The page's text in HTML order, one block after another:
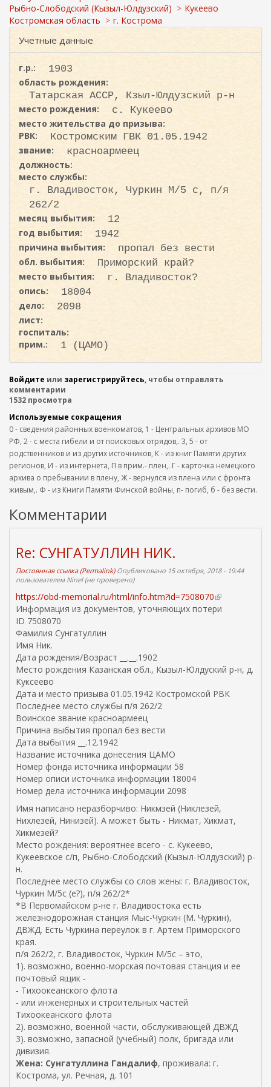
к
а
Рыбно-Слободский (Кызыл-Юлдузский)
Кукеево
Костромская область
г. Кострома
Учетные данные
г.р.:
1903
область рождения:
Татарская АССР, Кзыл-Юлдузский р-н
место рождения:
с. Кукеево
место жительства до призыва:
РВК:
Костромским ГВК 01.05.1942
звание:
красноармеец
должность:
место службы:
г. Владивосток, Чуркин М/5 с, п/я
262/2
месяц выбытия:
12
год выбытия:
1942
причина выбытия:
пропал без вести
обл. выбытия:
Приморский край?
место выбытия:
г. Владивосток?
опись:
18004
дело:
2098
лист:
госпиталь:
прим.:
1 (ЦАМО)
Войдите или зарегистрируйтесь, чтобы отправлять
комментарии
1532 просмотра
Используемые сокращения
0 - сведения районных военкоматов, 1 - Центральных архивов МО
РФ, 2 - с места гибели и от поисковых отрядов,. 3, 5 - от
родственников и из других источников, К - из книг Памяти других
регионов, И - из интернета, П в прим.- плен,. Г - карточка немецкого
архива о пребывании в плену, Ж - вернулся из плена или с фронта
живым,. Ф - из Книги Памяти Финской войны, п- погиб, б - без вести.
Комментарии
Re: СУНГАТУЛЛИН НИК.
Постоянная ссылка (Permalink)Опубликовано 15 октября, 2018 - 19:44
пользователем Ninel (не проверено)
https://obd-memorial.ru/html/info.htm?id=7508070(
в
я
с
Информация из документов, уточняющих потери
ID 7508070
Фамилия Сунгатуллин
Имя Ник.
Дата рождения/Возраст __.__.1902
Место рождения Казанская обл., Кызыл-Юлдуский р-н, д.
Куксеево
Дата и место призыва 01.05.1942 Костромской РВК
Последнее место службы п/я 262/2
Воинское звание красноармеец
Причина выбытия пропал без вести
Дата выбытия __.12.1942
Название источника донесения ЦАМО
Номер фонда источника информации 58
Номер описи источника информации 18004
Номер дела источника информации 2098
Имя написано неразборчиво: Никмзей (Никлезей,
Нихлезей, Нинизей). А может быть - Никмат, Хикмат,
Хикмезей?
Место рождения: вероятнее всего - с. Кукеево,
Кукеевское с/п, Рыбно-Слободский (Кызыл-Юлдузский) р-
н.
Последнее место службы со слов жены: г. Владивосток,
Чуркин М/5с (е?), п/я 262/2*
*В Первомайском р-не г. Владивостока есть
железнодорожная станция Мыс-Чуркин (М. Чуркин),
ДВЖД. Есть Чуркина переулок в г. Артем Приморского
края.
п/я 262/2, г. Владивосток, Чуркин М/5с – это,
1). возможно, военно-морская почтовая станция и ее
почтовый ящик -
- Тихоокеанского флота
- или инженерных и строительных частей
Тихоокеанского флота
2). возможно, военной части, обслуживающей ДВЖД
3). возможно, запасной (учебный) полк, бригада или
дивизия.
Жена: Сунгатуллина Гандалиф, проживала: г.
Кострома, ул. Речная, д. 101